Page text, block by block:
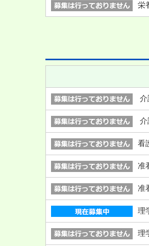
栄
介
介
看
准
准
理
理